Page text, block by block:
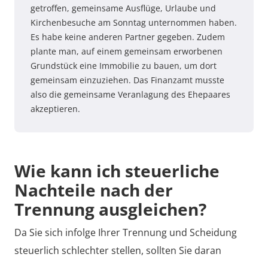
getroffen, gemeinsame Ausflüge, Urlaube und
Kirchenbesuche am Sonntag unternommen haben.
Es habe keine anderen Partner gegeben. Zudem
plante man, auf einem gemeinsam erworbenen
Grundstück eine Immobilie zu bauen, um dort
gemeinsam einzuziehen. Das Finanzamt musste
also die gemeinsame Veranlagung des Ehepaares
akzeptieren.
Wie kann ich steuerliche
Nachteile nach der
Trennung ausgleichen?
Da Sie sich infolge Ihrer Trennung und Scheidung
steuerlich schlechter stellen, sollten Sie daran